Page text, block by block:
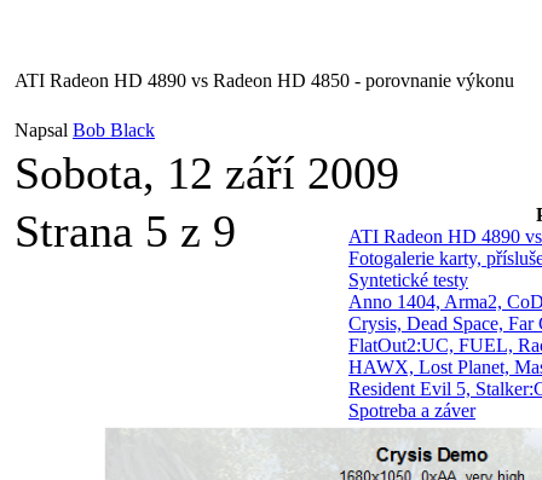
ATI Radeon HD 4890 vs Radeon HD 4850 - porovnanie výkonu
Napsal Bob Black
Sobota, 12 září 2009
ATI Radeon HD 4890
Fotogalerie karty,
Syntetické testy
Anno 1404, Arma2,
Crysis, Dead Space,
FlatOut2:UC, FUEL,
HAWX, Lost Planet,
Resident Evil 5,
Spotreba a záver
Strana 5 z 9